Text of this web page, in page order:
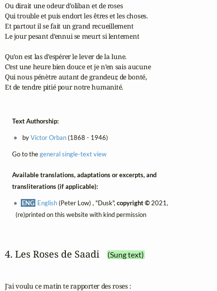
Ou dirait une odeur d’oliban et de roses
Qui trouble et puis endort les êtres et les choses.
Et partout il se fait un grand recueillement
Le jour pesant d’ennui se meurt si lentement
Qu’on est las d’espérer le lever de la lune.
C’est une heure bien douce et je n’en sais aucune
Qui nous pénètre autant de grandeur, de bonté,
Et de tendre pitié pour notre humanité.
Text Authorship:
byVíctor Orban(1868 - 1946)
Go to thegeneral single-text view
Available translations, adaptations or excerpts, and
transliterations (if applicable):
ENG English(Peter Low) , "Dusk",copyright © 2021,
(re)printed on this website with kind permission
4. Les Roses de Saadi (Sung text)
J'ai voulu ce matin te rapporter des roses :